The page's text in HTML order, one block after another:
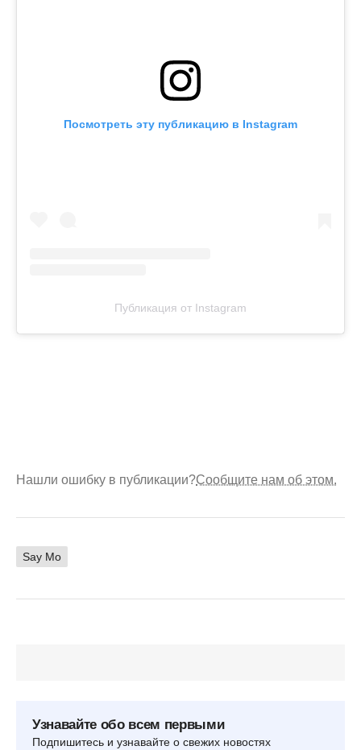
Посмотреть эту публикацию в Instagram
Публикация от Instagram
Нашли ошибку в публикации?Сообщите нам об этом.
Say Mo
Узнавайте обо всем первыми
Подпишитесь и узнавайте о свежих новостях